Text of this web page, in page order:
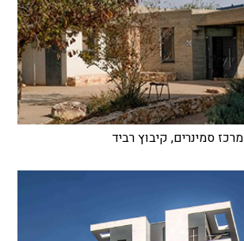
מרכז סמינרים, קיבוץ רביד